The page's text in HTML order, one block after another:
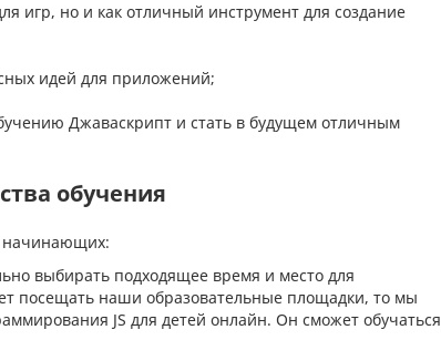
игр, но и как отличный инструмент для создание
идей для приложений;
Джаваскрипт и стать в будущем отличным
обучения
начинающих:
выбирать подходящее время и место для
посещать наши образовательные площадки, то мы
JS для детей онлайн. Он сможет обучаться